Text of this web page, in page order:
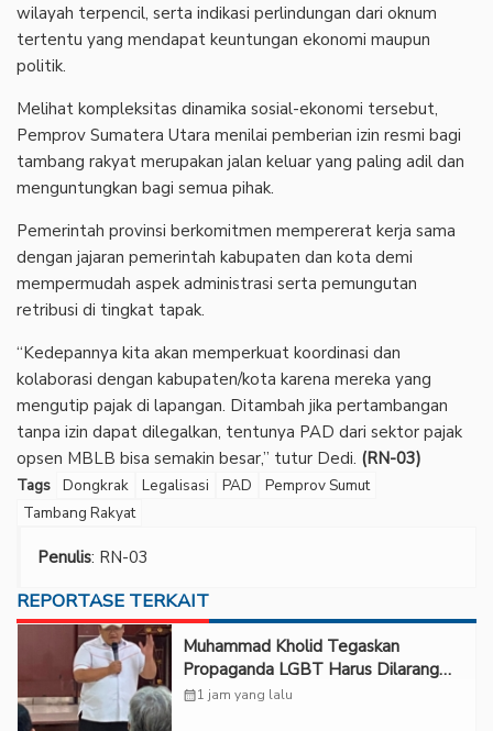
wilayah terpencil, serta indikasi perlindungan dari oknum
tertentu yang mendapat keuntungan ekonomi maupun
politik.
Melihat kompleksitas dinamika sosial-ekonomi tersebut,
Pemprov Sumatera Utara menilai pemberian izin resmi bagi
tambang rakyat merupakan jalan keluar yang paling adil dan
menguntungkan bagi semua pihak.
Pemerintah provinsi berkomitmen mempererat kerja sama
dengan jajaran pemerintah kabupaten dan kota demi
mempermudah aspek administrasi serta pemungutan
retribusi di tingkat tapak.
“Kedepannya kita akan memperkuat koordinasi dan
kolaborasi dengan kabupaten/kota karena mereka yang
mengutip pajak di lapangan. Ditambah jika pertambangan
tanpa izin dapat dilegalkan, tentunya PAD dari sektor pajak
opsen MBLB bisa semakin besar,” tutur Dedi. (RN-03)
Tags Dongkrak Legalisasi PAD
Pemprov Sumut
Tambang Rakyat
Penulis: RN-03
REPORTASE TERKAIT
Muhammad Kholid Tegaskan
Propaganda LGBT Harus Dilarang
dan Minta Negara Melindungi Korban
calendar_month1 jam yang lalu